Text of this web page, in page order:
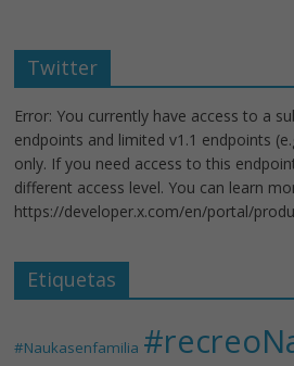
Twitter
Error: You currently have access to a
endpoints and limited v1.1 endpoints
only. If you need access to this
different access level. You can learn
https://developer.x.com/en/portal/
Etiquetas
#Naukasenfamilia